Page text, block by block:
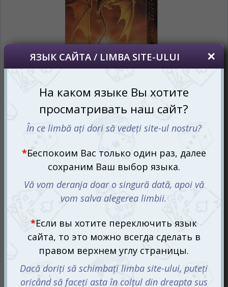
Dacă doriți să schimbați limba site-ului, puteți
oricând să faceți asta în colțul din dreapta sus
al paginii.
RO RU